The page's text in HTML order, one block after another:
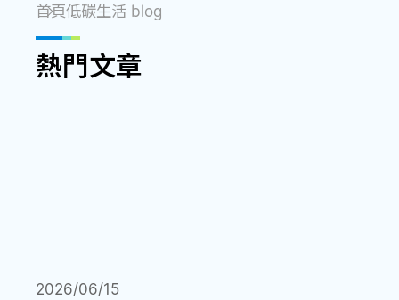
首頁低碳生活 blog
熱門文章
2026/06/15